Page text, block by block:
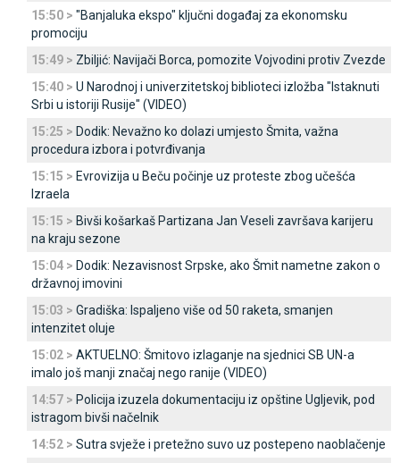
15:50 > "Banjaluka ekspo" ključni događaj za ekonomsku
promociju
15:49 > Zbiljić: Navijači Borca, pomozite Vojvodini protiv Zvezde
15:40 > U Narodnoj i univerzitetskoj biblioteci izložba "Istaknuti
Srbi u istoriji Rusije" (VIDEO)
15:25 > Dodik: Nevažno ko dolazi umjesto Šmita, važna
procedura izbora i potvrđivanja
15:15 > Evrovizija u Beču počinje uz proteste zbog učešća
Izraela
15:15 > Bivši košarkaš Partizana Јan Veseli završava karijeru
na kraju sezone
15:04 > Dodik: Nezavisnost Srpske, ako Šmit nametne zakon o
državnoj imovini
15:03 > Gradiška: Ispaljeno više od 50 raketa, smanjen
intenzitet oluje
15:02 > AKTUELNO: Šmitovo izlaganje na sjednici SB UN-a
imalo još manji značaj nego ranije (VIDEO)
14:57 > Policija izuzela dokumentaciju iz opštine Ugljevik, pod
istragom bivši načelnik
14:52 > Sutra svježe i pretežno suvo uz postepeno naoblačenje